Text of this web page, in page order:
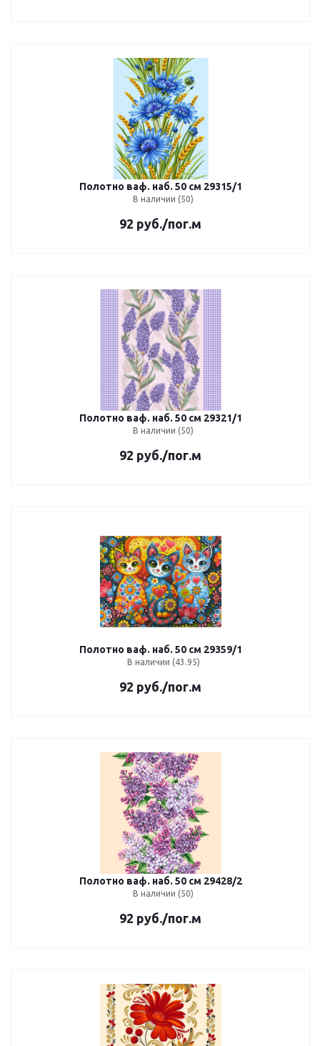
Полотно ваф. наб. 50 см 29315/1
В наличии (50)
92 руб./пог.м
Полотно ваф. наб. 50 см 29321/1
В наличии (50)
92 руб./пог.м
Полотно ваф. наб. 50 см 29359/1
В наличии (43.95)
92 руб./пог.м
Полотно ваф. наб. 50 см 29428/2
В наличии (50)
92 руб./пог.м